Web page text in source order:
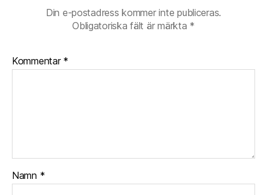
Din e-postadress kommer inte publiceras.
Obligatoriska fält är märkta *
Kommentar *
Namn *